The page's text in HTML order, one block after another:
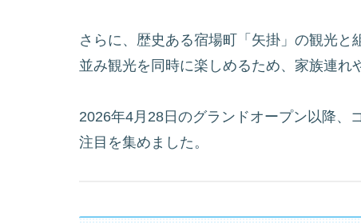
さらに、歴史ある宿場町「矢掛」の観光
並み観光を同時に楽しめるため、家族連れ
2026年4月28日のグランドオープン以降、
注目を集めました。